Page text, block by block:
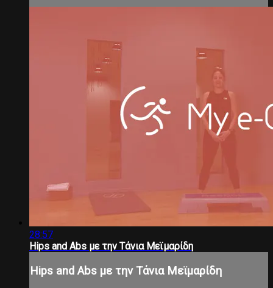
28:57
Hips and Abs με την Τάνια Μεϊμαρίδη
Hips and Abs με την Τάνια Μεϊμαρίδη